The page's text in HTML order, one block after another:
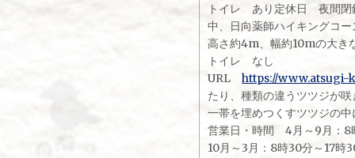
トイレ あり定休日 夜間閉
中、日向薬師ハイキングコ
高さ約4m、幅約10mの大き
トイレ なし
URLhttps://www.atsugi-
たり、種類の違うツツジが
一帯を埋めつくすツツジの
営業日・時間 4月～9月：
10月～3月：8時30分～17時